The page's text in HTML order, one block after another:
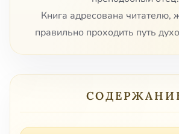
Книга адресована
правильно проходить путь